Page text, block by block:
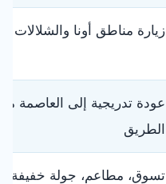
زيارة مناطق أونا
عودة تدريجية إلى العاصمة
الطريق
تسوق، مطاعم، جولة خفيفة،